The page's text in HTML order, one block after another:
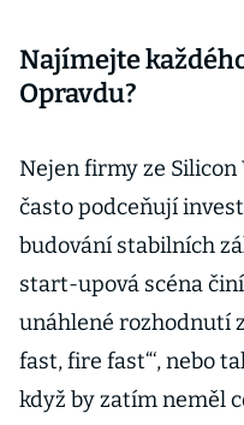
Najímejte
Opravdu?
Nejen firmy ze
často podceňují
budování stabilních
start-upová scéna
unáhlené rozhodnutí
fast, fire fast“‘, nebo
když by zatím neměl